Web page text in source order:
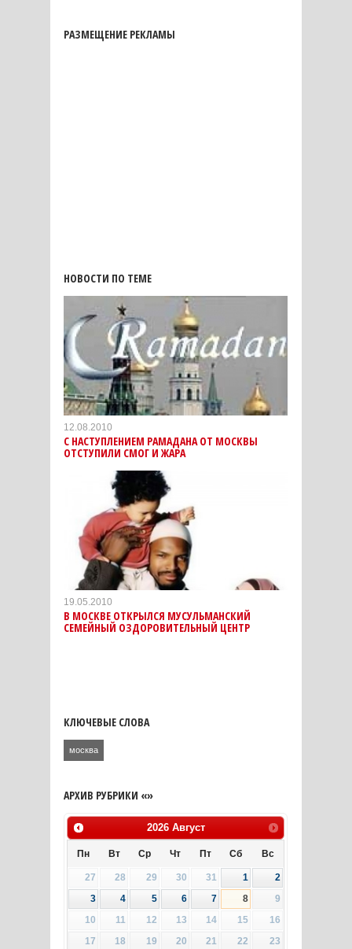
РАЗМЕЩЕНИЕ РЕКЛАМЫ
НОВОСТИ ПО ТЕМЕ
12.08.2010
С НАСТУПЛЕНИЕМ РАМАДАНА ОТ МОСКВЫ
ОТСТУПИЛИ СМОГ И ЖАРА
19.05.2010
В МОСКВЕ ОТКРЫЛСЯ МУСУЛЬМАНСКИЙ
СЕМЕЙНЫЙ ОЗДОРОВИТЕЛЬНЫЙ ЦЕНТР
КЛЮЧЕВЫЕ СЛОВА
москва
АРХИВ РУБРИКИ «»
2026 Август
Пн Вт Ср Чт Пт Сб Вс
27 28 29 30 31 1
2
3
4 5 6 7 8
9
10
11 12 13 14 15
16
17
18 19 20 21 22
23